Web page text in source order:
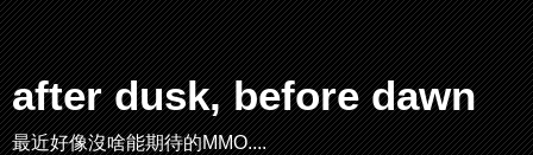
after dusk, before dawn
最近好像沒啥能期待的MMO....